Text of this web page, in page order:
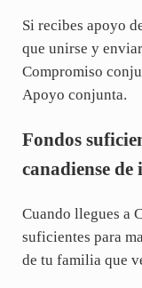
Si recibes apoyo
que unirse y
Compromiso
Apoyo conjunta.
Fondos
canadiense de
Cuando llegues a
suficientes para
de tu familia que